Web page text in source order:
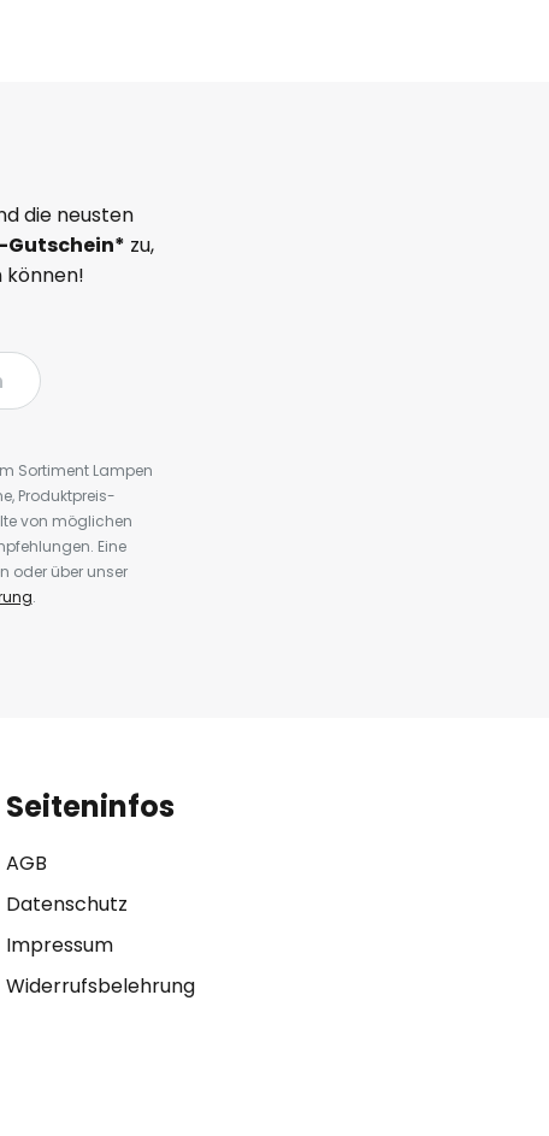
die neusten
Gutschein* zu,
können!
Sortiment Lampen
Produktpreis-
von möglichen
Eine
oder über unser
.
Seiteninfos
AGB
Datenschutz
Impressum
Widerrufsbelehrung